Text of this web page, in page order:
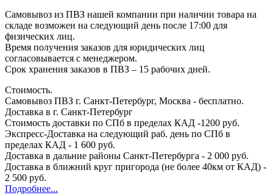
Самовывоз из ПВЗ нашей компании при наличии товара на
складе возможен на следующий день после 17:00 для
физических лиц.
Время получения заказов для юридических лиц
согласовывается с менеджером.
Срок хранения заказов в ПВЗ – 15 рабочих дней.
Стоимость.
Самовывоз ПВЗ г. Санкт-Петербург, Москва - бесплатно.
Доставка в г. Санкт-Петербург
Стоимость доставки по СПб в пределах КАД -1200 руб.
Экспресс-Доставка на следующий раб. день по СПб в
пределах КАД - 1 600 руб.
Доставка в дальние районы Санкт-Петербурга - 2 000 руб.
Доставка в ближний круг пригорода (не более 40км от КАД) -
2 500 руб.
Подробнее...